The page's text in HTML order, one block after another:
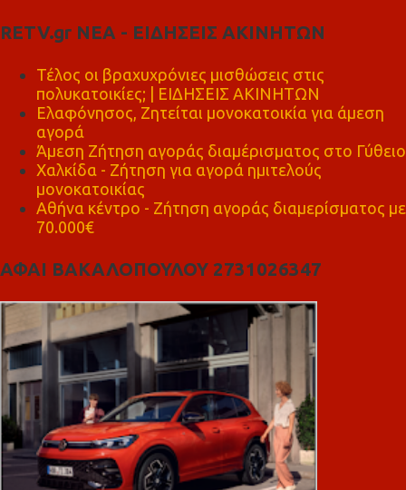
RETV.gr ΝΕΑ - ΕΙΔΗΣΕΙΣ ΑΚΙΝΗΤΩΝ
Τέλος οι βραχυχρόνιες μισθώσεις στις
πολυκατοικίες; | ΕΙΔΗΣΕΙΣ ΑΚΙΝΗΤΩΝ
Ελαφόνησος, Ζητείται μονοκατοικία για άμεση
αγορά
Άμεση Ζήτηση αγοράς διαμέρισματος στο Γύθειο
Χαλκίδα - Ζήτηση για αγορά ημιτελούς
μονοκατοικίας
Αθήνα κέντρο - Ζήτηση αγοράς διαμερίσματος με
70.000€
ΑΦΑΙ ΒΑΚΑΛΟΠΟΥΛΟΥ 2731026347